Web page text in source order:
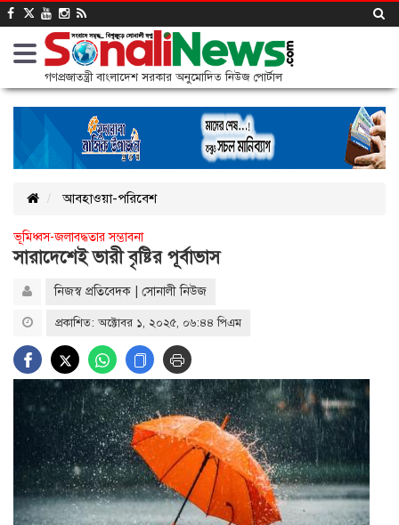
গণপ্রজাতন্ত্রী বাংলাদেশ সরকার অনুমোদিত নিউজ পোর্টাল
আবহাওয়া-পরিবেশ
ভূমিধ্বস-জলাবদ্ধতার সম্ভাবনা
সারাদেশেই ভারী বৃষ্টির পূর্বাভাস
নিজস্ব প্রতিবেদক | সোনালী নিউজ
প্রকাশিত: অক্টোবর ১, ২০২৫, ০৬:৪৪ পিএম